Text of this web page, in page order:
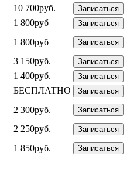
10 700руб. Записаться
1 800руб Записаться
1 800руб Записаться
3 150руб. Записаться
1 400руб. Записаться
БЕСПЛАТНО Записаться
2 300руб. Записаться
2 250руб. Записаться
1 850руб. Записаться